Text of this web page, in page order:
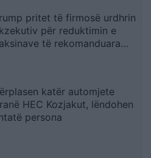
pritet të firmosë urdhrin
për reduktimin e
të rekomanduara
katër automjete
HEC Kozjakut, lëndohen
persona